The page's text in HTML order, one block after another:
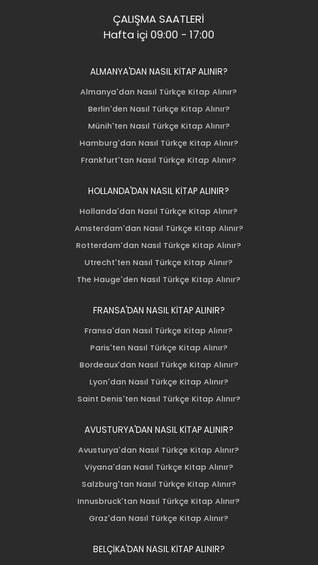
ÇALIŞMA SAATLERİ
Hafta içi 09:00 - 17:00
ALMANYA'DAN NASIL KİTAP ALINIR?
Almanya'dan Nasıl Türkçe Kitap Alınır?
Berlin'den Nasıl Türkçe Kitap Alınır?
Münih'ten Nasıl Türkçe Kitap Alınır?
Hamburg'dan Nasıl Türkçe Kitap Alınır?
Frankfurt'tan Nasıl Türkçe Kitap Alınır?
HOLLANDA'DAN NASIL KİTAP ALINIR?
Hollanda'dan Nasıl Türkçe Kitap Alınır?
Amsterdam'dan Nasıl Türkçe Kitap Alınır?
Rotterdam'dan Nasıl Türkçe Kitap Alınır?
Utrecht'ten Nasıl Türkçe Kitap Alınır?
The Hauge'den Nasıl Türkçe Kitap Alınır?
FRANSA'DAN NASIL KİTAP ALINIR?
Fransa'dan Nasıl Türkçe Kitap Alınır?
Paris'ten Nasıl Türkçe Kitap Alınır?
Bordeaux'dan Nasıl Türkçe Kitap Alınır?
Lyon'dan Nasıl Türkçe Kitap Alınır?
Saint Denis'ten Nasıl Türkçe Kitap Alınır?
AVUSTURYA'DAN NASIL KİTAP ALINIR?
Avusturya'dan Nasıl Türkçe Kitap Alınır?
Viyana'dan Nasıl Türkçe Kitap Alınır?
Salzburg'tan Nasıl Türkçe Kitap Alınır?
Innusbruck'tan Nasıl Türkçe Kitap Alınır?
Graz'dan Nasıl Türkçe Kitap Alınır?
BELÇİKA'DAN NASIL KİTAP ALINIR?